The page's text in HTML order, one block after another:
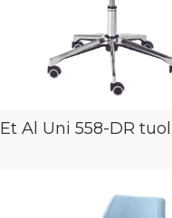
Et Al Uni 558-DR